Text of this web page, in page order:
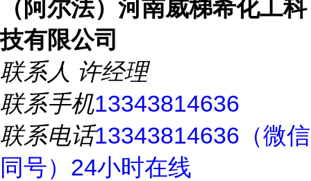
（阿尔法）河南威梯希化工科
技有限公司
联系人 许经理
联系手机13343814636
联系电话13343814636（微信
同号）24小时在线